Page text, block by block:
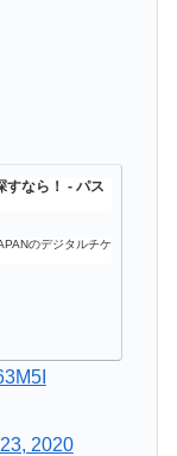
すなら！ - パス
のデジタルチケ
2020